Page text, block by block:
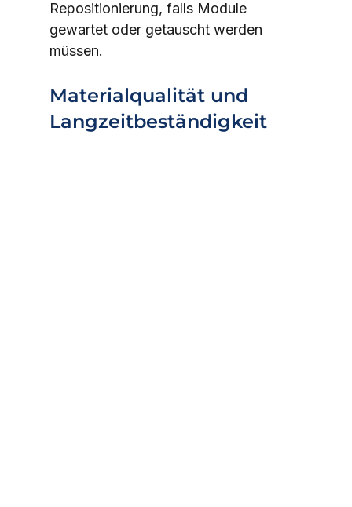
Repositionierung, falls Module
gewartet oder getauscht werden
müssen.
Materialqualität und
Langzeitbeständigkeit